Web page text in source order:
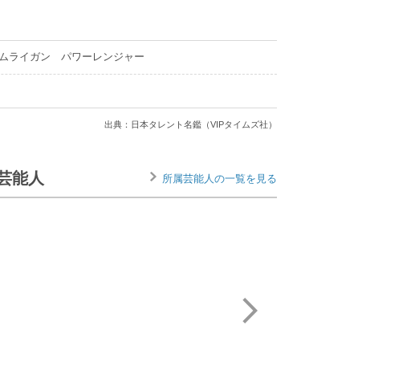
イガン パワーレンジャー
出典：日本タレント名鑑（VIPタイムズ社）
能人 所属芸能人の一覧を見る